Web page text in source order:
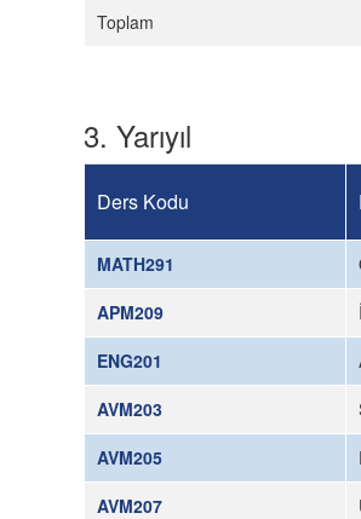
Toplam
3. Yarıyıl
Ders Kodu
MATH291
APM209
ENG201
AVM203
AVM205
AVM207